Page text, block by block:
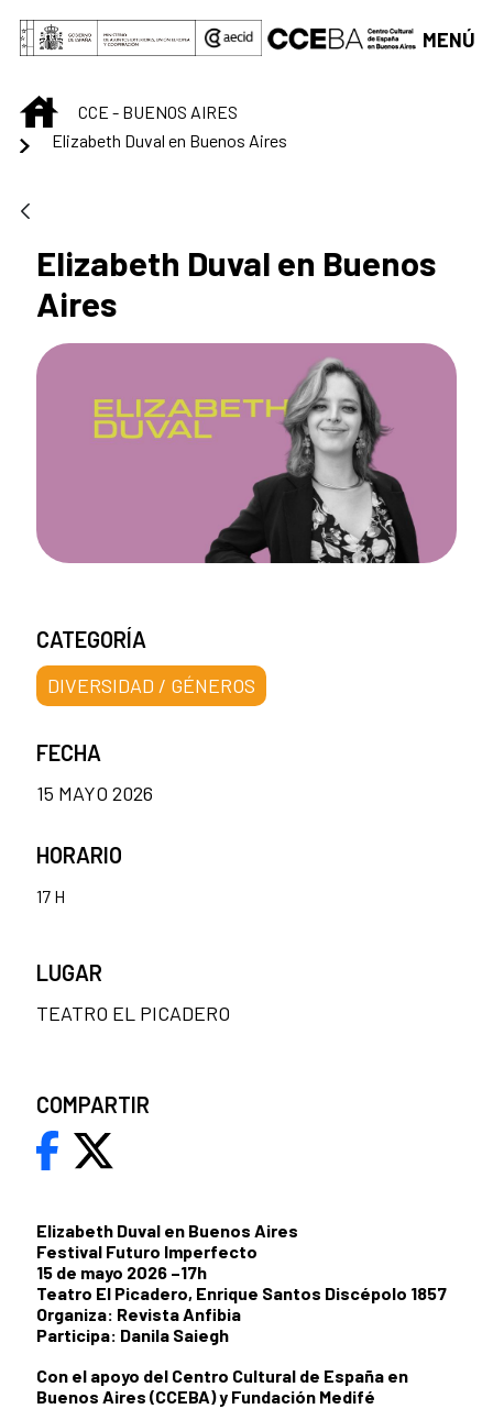
Saltar al contenido principal
MENÚ
INICIOCCE - BUENOS AIRES
Elizabeth Duval en Buenos Aires
Elizabeth Duval en Buenos
Aires
Elizabeth Duval en Buenos Aires
Festival Futuro Imperfecto
15 de mayo 2026 –17h
Teatro El Picadero, Enrique Santos Discépolo 1857
Organiza: Revista Anfibia
Participa: Danila Saiegh
Con el apoyo del Centro Cultural de España en
Buenos Aires (CCEBA) y Fundación Medifé
CATEGORÍA
DIVERSIDAD / GÉNEROS
FECHA
15 MAYO 2026
HORARIO
17 H
LUGAR
TEATRO EL PICADERO
COMPARTIR